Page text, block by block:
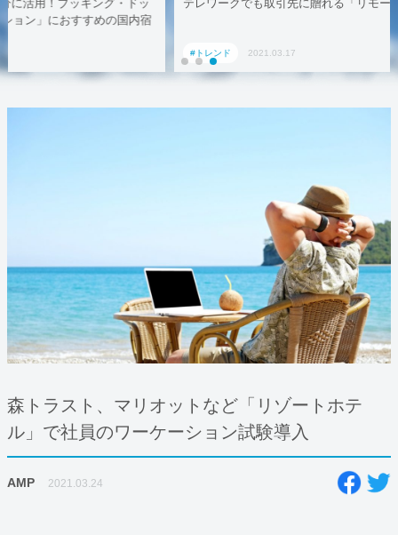
テレワークでも取引先に贈れる「リモート手土産」、AoyamaLab
森トラスト、マリオットなど「リゾートホテ
ル」で社員のワーケーション試験導入
AMP 2021.03.24